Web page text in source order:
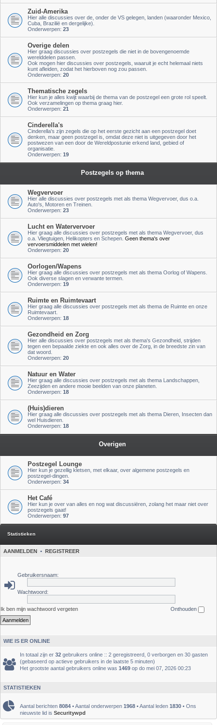
Zuid-Amerika
Hier alle discussies over de, onder de VS gelegen, landen (waaronder Mexico,
Cuba, Brazilië en dergelijke).
Onderwerpen: 23
Overige delen
Hier graag discussies over postzegels die niet in de bovengenoemde
werelddelen passen.
Ook mogen hier discussies over postzegels, waaruit je echt helemaal niets
kunt afleiden, zodat het hierboven nog zou passen.
Onderwerpen: 20
Thematische zegels
Hier kun je alles kwijt waarbij de thema van de postzegel een grote rol speelt.
Ook verzamelingen op thema graag hier.
Onderwerpen: 21
Cinderella's
Cinderella's zijn zegels die op het eerste gezicht aan een postzegel doet
denken, maar geen postzegel is, omdat deze niet is uitgegeven door het
postwezen van een door de Wereldpostunie erkend land, gebied of
organisatie.
Onderwerpen: 19
Postzegels op thema
Wegvervoer
Hier alle discussies over postzegels met als thema Wegvervoer, dus o.a.
Auto's, Motoren en Treinen.
Onderwerpen: 23
Lucht en Watervervoer
Hier graag alle discussies over postzegels met als thema Wegvervoer, dus
o.a. Vliegtuigen, Helikopters en Schepen. Geen thema's over
vervoersmiddelen met wielen!
Onderwerpen: 20
Oorlogen/Wapens
Hier graag alle discussies over postzegels met als thema Oorlog of Wapens.
Ook diverse slagen en verwante termen.
Onderwerpen: 19
Ruimte en Ruimtevaart
Hier graag alle discussies over postzegels met als thema de Ruimte en onze
Ruimtevaart.
Onderwerpen: 18
Gezondheid en Zorg
Hier alle discussies over postzegels met als thema's Gezondheid, strijden
tegen een bepaalde ziekte en ook alles over de Zorg, in de breedste zin van
dat woord.
Onderwerpen: 20
Natuur en Water
Hier graag alle discussies over postzegels met als thema Landschappen,
Zeezijden en andere mooie beelden van onze planeten.
Onderwerpen: 18
(Huis)dieren
Hier graag alle discussies over postzegels met als thema Dieren, Insecten dan
wel Huisdieren.
Onderwerpen: 18
Overigen
Postzegel Lounge
Hier kun je gezellig kletsen, met elkaar, over algemene postzegels en
postzegel-dingen.
Onderwerpen: 34
Het Café
Hier kun je over van alles en nog wat discussiëren, zolang het maar niet over
postzegels gaat!
Onderwerpen: 97
Statistieken
AANMELDEN • REGISTREER
Gebruikersnaam:
Wachtwoord:
Ik ben mijn wachtwoord vergeten Onthouden
WIE IS ER ONLINE
In totaal zijn er 32 gebruikers online :: 2 geregistreerd, 0 verborgen en 30 gasten
(gebaseerd op actieve gebruikers in de laatste 5 minuten)
Het grootste aantal gebruikers online was 1469 op do mei 07, 2026 00:23
STATISTIEKEN
Aantal berichten 8084 • Aantal onderwerpen 1968 • Aantal leden 1830 • Ons
nieuwste lid is Securitywpd